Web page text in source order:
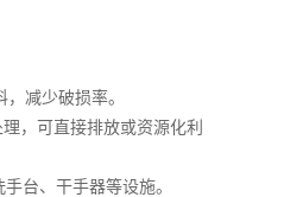
，减少破损率。
，可直接排放或资源化利
台、干手器等设施。